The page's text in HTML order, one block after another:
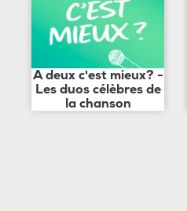
A deux c'est mieux? -
Les duos célèbres de
la chanson